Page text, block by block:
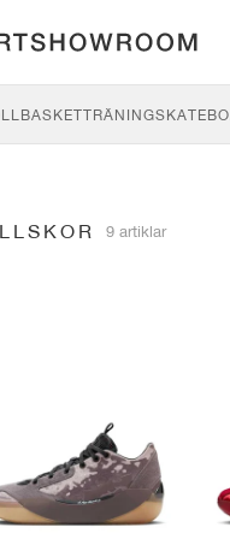
BASKETTRÄNING
9 artiklar